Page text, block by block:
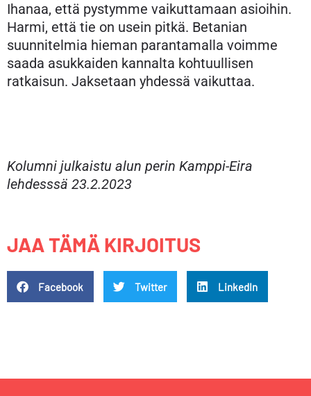
Ihanaa, että pystymme vaikuttamaan asioihin.
Harmi, että tie on usein pitkä. Betanian
suunnitelmia hieman parantamalla voimme
saada asukkaiden kannalta kohtuullisen
ratkaisun. Jaksetaan yhdessä vaikuttaa.
Kolumni julkaistu alun perin Kamppi-Eira
lehdesssä 23.2.2023
JAA TÄMÄ KIRJOITUS
Facebook Twitter LinkedIn